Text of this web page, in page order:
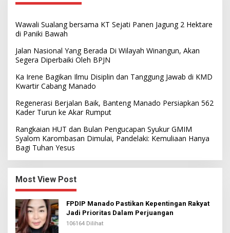
Wawali Sualang bersama KT Sejati Panen Jagung 2 Hektare
di Paniki Bawah
Jalan Nasional Yang Berada Di Wilayah Winangun, Akan
Segera Diperbaiki Oleh BPJN
Ka Irene Bagikan Ilmu Disiplin dan Tanggung Jawab di KMD
Kwartir Cabang Manado
Regenerasi Berjalan Baik, Banteng Manado Persiapkan 562
Kader Turun ke Akar Rumput
Rangkaian HUT dan Bulan Pengucapan Syukur GMIM
Syalom Karombasan Dimulai, Pandelaki: Kemuliaan Hanya
Bagi Tuhan Yesus
Most View Post
FPDIP Manado Pastikan Kepentingan Rakyat
Jadi Prioritas Dalam Perjuangan
106164 Dilihat